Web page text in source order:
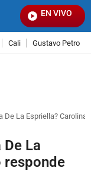
EN VIVO
Cali Gustavo Petro
De La Espriella? Carolina
La
responde